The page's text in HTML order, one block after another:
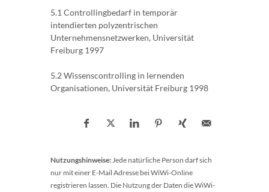
5.1 Controllingbedarf in temporär
intendierten polyzentrischen
Unternehmensnetzwerken, Universität
Freiburg 1997
5.2 Wissenscontrolling in lernenden
Organisationen, Universität Freiburg 1998
Nutzungshinweise:Jede natürliche Person darf sich
nur mit einer E-Mail Adresse bei WiWi-Online
registrieren lassen. Die Nutzung der Daten die WiWi-